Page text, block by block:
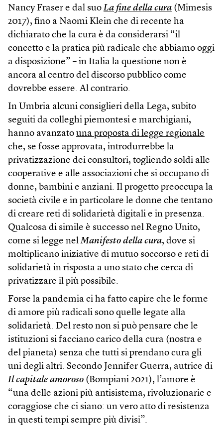
Nancy Fraser e dal suo La fine della cura (Mimesis
2017), fino a Naomi Klein che di recente ha
dichiarato che la cura è da considerarsi “il
concetto e la pratica più radicale che abbiamo oggi
a disposizione” – in Italia la questione non è
ancora al centro del discorso pubblico come
dovrebbe essere. Al contrario.
In Umbria alcuni consiglieri della Lega, subito
seguiti da colleghi piemontesi e marchigiani,
hanno avanzato una proposta di legge regionale
che, se fosse approvata, introdurrebbe la
privatizzazione dei consultori, togliendo soldi alle
cooperative e alle associazioni che si occupano di
donne, bambini e anziani. Il progetto preoccupa la
società civile e in particolare le donne che tentano
di creare reti di solidarietà digitali e in presenza.
Qualcosa di simile è successo nel Regno Unito,
come si legge nelManifesto della cura, dove si
moltiplicano iniziative di mutuo soccorso e reti di
solidarietà in risposta a uno stato che cerca di
privatizzare il più possibile.
Forse la pandemia ci ha fatto capire che le forme
di amore più radicali sono quelle legate alla
solidarietà. Del resto non si può pensare che le
istituzioni si facciano carico della cura (nostra e
del pianeta) senza che tutti si prendano cura gli
uni degli altri. Secondo Jennifer Guerra, autrice di
Il capitale amoroso (Bompiani 2021), l’amore è
“una delle azioni più antisistema, rivoluzionarie e
coraggiose che ci siano: un vero atto di resistenza
in questi tempi sempre più divisi”.